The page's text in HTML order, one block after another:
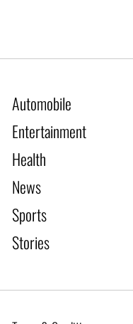
Automobile
Entertainment
Health
News
Sports
Stories